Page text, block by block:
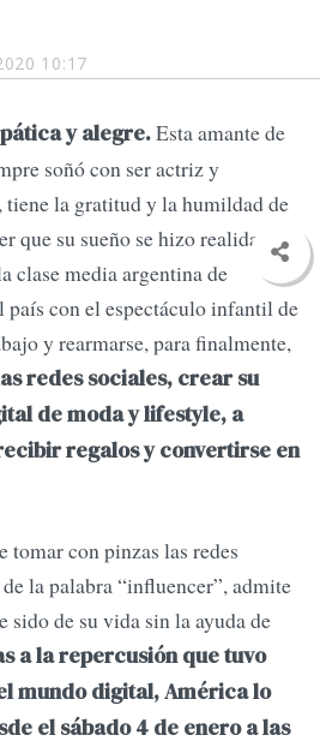
10:17
y alegre.Esta amante de
soñó con ser actriz y
tiene la gratitud y la humildad de
que su sueño se hizo realidad.
clase media argentina de
país con el espectáculo infantil de
y rearmarse, para finalmente,
redes sociales, crear su
de moda y lifestyle, a
regalos y convertirse en
tomar con pinzas las redes
la palabra “influencer”, admite
sido de su vida sin la ayuda de
a la repercusión que tuvo
mundo digital, América lo
el sábado 4 de enero a las